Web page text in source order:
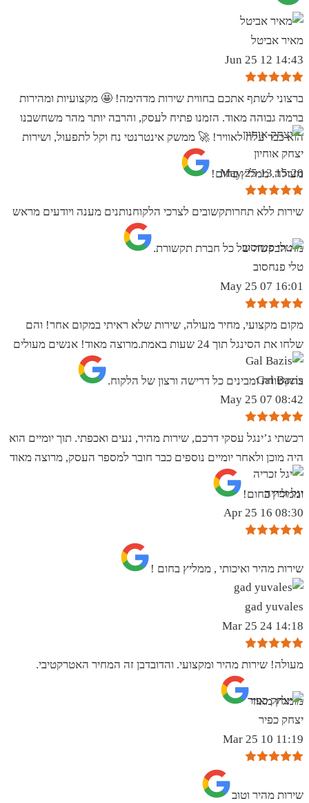
מאיר אביטל
14:43 12 Jun 25
ברצוני לשתף אתכם בחווית שירות מדהימה! 🤩 מקצועיות ומהירות
ברמה גבוהה מאוד. הזמנו פתיח לעסק, והרבה יותר מהר משחשבנו
הוא כבר עלה לאוויר! 🚀 ממשק אינטרנטי נח וקל לתפעול, ושירות
מעולה. ממליץ בחום!
יצחק אוחיון
15:20 13 May 25
שירות ללא תחרותקשובים לצרכי הלקוחנותנים מענה ויודעים מראש
מה הבקשה של כל חברת תקשורת.
טלי פנחסוב
16:01 07 May 25
מקום מקצועי, מחיר מעולה, שירות שלא ראיתי במקום אחר! והם
שלחו את הסינגל תוך 24 שעות באמת.מרוצה מאוד! אנשים מעולים
בתקשורת ומבינים כל דרישה ורצון של הלקוח.
Gal Bazis
08:42 07 May 25
רכשתי ג’ינגל עסקי דרכם, שירות מהיר, נעים ואכפתי. תוך יומיים הוא
היה מוכן ולאחר יומיים נוספים כבר חובר למספר העסק, מרוצה מאוד
וממליץ בחום!
יגל זכריה
08:30 16 Apr 25
שירות מהיר ואיכותי , ממליץ בחום !
gad yuvales
14:18 24 Mar 25
מעולה! שירות מהיר ומקצועי. והדובדבן זה המחיר האטרקטיבי.
מומלץ מאוד
יצחק כפיר
11:19 10 Mar 25
שירות מהיר וטוב